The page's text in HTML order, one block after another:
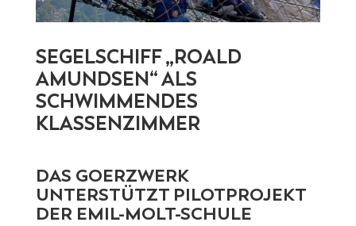
SEGELSCHIFF „ROALD
AMUNDSEN“ ALS
SCHWIMMENDES
KLASSENZIMMER
DAS GOERZWERK
UNTERSTÜTZT PILOTPROJEKT
DER EMIL-MOLT-SCHULE